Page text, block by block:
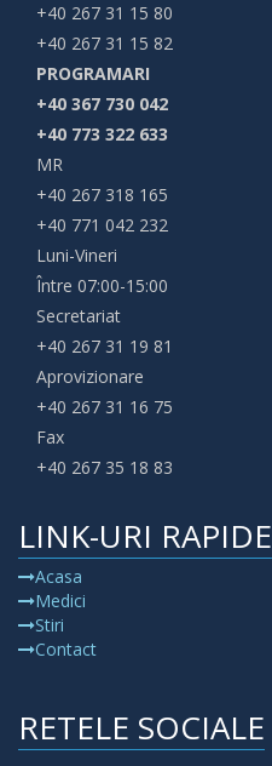
+40 267 31 15 80
+40 267 31 15 82
PROGRAMARI
+40 367 730 042
+40 773 322 633
MR
+40 267 318 165
+40 771 042 232
Luni-Vineri
Între 07:00-15:00
Secretariat
+40 267 31 19 81
Aprovizionare
+40 267 31 16 75
Fax
+40 267 35 18 83
LINK-URI RAPIDE
Acasa
Medici
Stiri
Contact
RETELE SOCIALE